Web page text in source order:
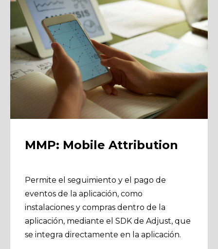
MMP: Mobile Attribution
Permite el seguimiento y el pago de
eventos de la aplicación, como
instalaciones y compras dentro de la
aplicación, mediante el SDK de Adjust, que
se integra directamente en la aplicación.